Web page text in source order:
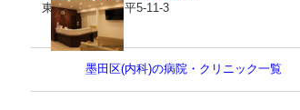
東京都墨田区業平5-11-3
墨田区(内科)の病院・クリニック一覧